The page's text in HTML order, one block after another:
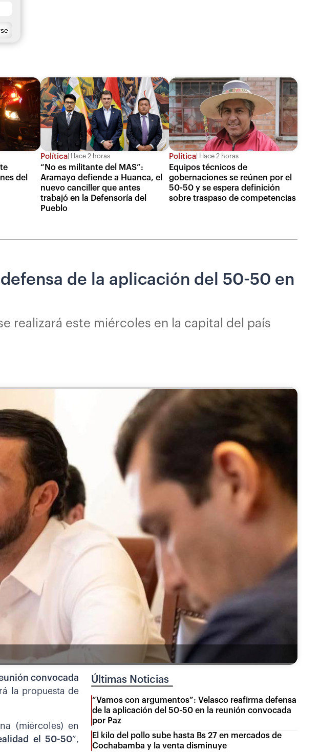
del
Política Hace 2 horas
“No es militante del MAS”:
Aramayo defiende a Huanca, el
nuevo canciller que antes
trabajó en la Defensoría del
Pueblo
Política Hace 2 horas
Equipos técnicos de
gobernaciones se reúnen por el
50-50 y se espera definición
sobre traspaso de competencias
de la aplicación del 50-50 en
realizará este miércoles en la capital del país
convocada
la propuesta de
(miércoles) en
el 50-50”,
Últimas Noticias
“Vamos con argumentos”: Velasco reafirma defensa
de la aplicación del 50-50 en la reunión convocada
por Paz
El kilo del pollo sube hasta Bs 27 en mercados de
Cochabamba y la venta disminuye